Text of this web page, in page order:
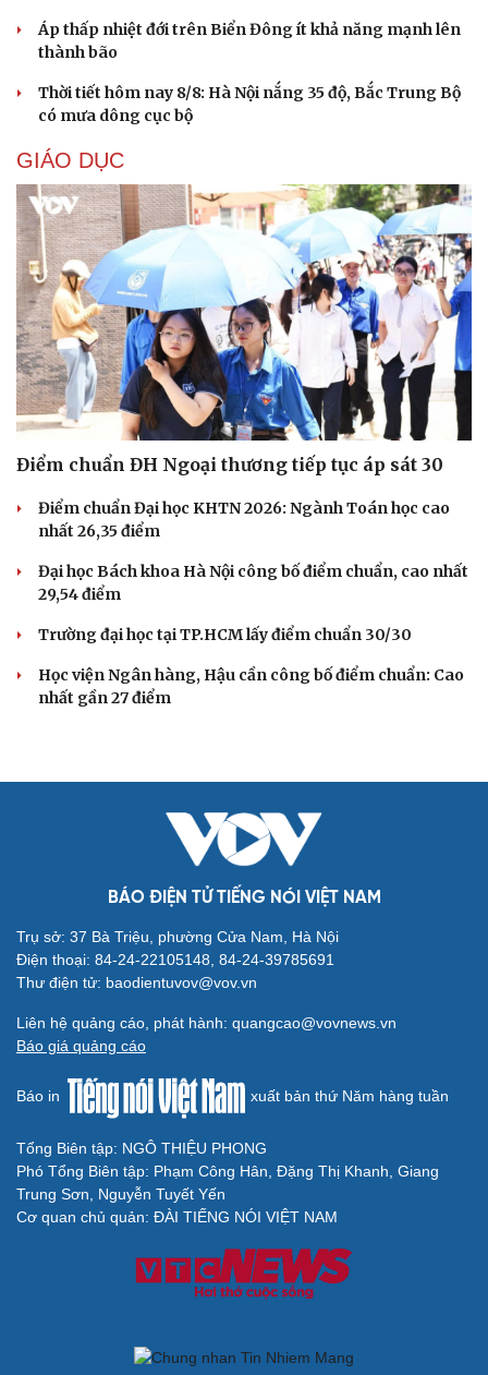
Cải chính
Áp thấp nhiệt đới trên Biển Đông ít khả năng mạnh lên
thành bão
Thời tiết hôm nay 8/8: Hà Nội nắng 35 độ, Bắc Trung Bộ
có mưa dông cục bộ
GIÁO DỤC
Điểm chuẩn ĐH Ngoại thương tiếp tục áp sát 30
Điểm chuẩn Đại học KHTN 2026: Ngành Toán học cao
nhất 26,35 điểm
Đại học Bách khoa Hà Nội công bố điểm chuẩn, cao nhất
29,54 điểm
Trường đại học tại TP.HCM lấy điểm chuẩn 30/30
Học viện Ngân hàng, Hậu cần công bố điểm chuẩn: Cao
nhất gần 27 điểm
BÁO ĐIỆN TỬ TIẾNG NÓI VIỆT NAM
Trụ sở: 37 Bà Triệu, phường Cửa Nam, Hà Nội
Điện thoại: 84-24-22105148, 84-24-39785691
Thư điện tử: baodientuvov@vov.vn
Liên hệ quảng cáo, phát hành: quangcao@vovnews.vn
Báo giá quảng cáo
Báo in xuất bản thứ Năm hàng tuần
Tổng Biên tập: NGÔ THIỆU PHONG
Phó Tổng Biên tập: Phạm Công Hân, Đặng Thị Khanh, Giang
Trung Sơn, Nguyễn Tuyết Yến
Cơ quan chủ quản: ĐÀI TIẾNG NÓI VIỆT NAM